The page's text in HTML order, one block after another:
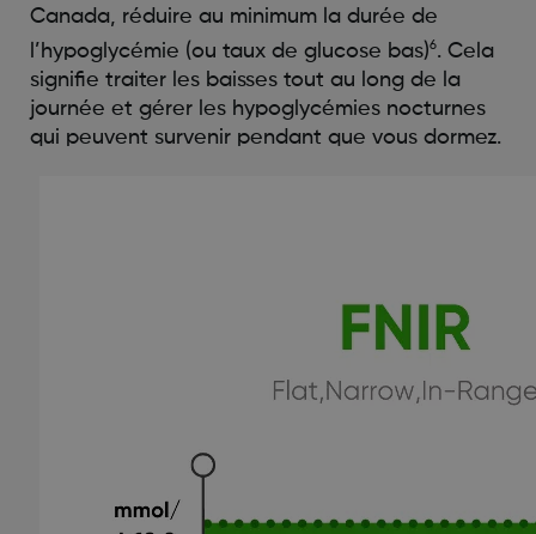
Canada, réduire au minimum la durée de
l’hypoglycémie (ou taux de glucose bas)6. Cela
signifie traiter les baisses tout au long de la
journée et gérer les hypoglycémies nocturnes
qui peuvent survenir pendant que vous dormez.